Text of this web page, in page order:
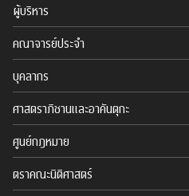
ผู้บริหาร
คณาจารย์ประจำ
บุคลากร
ศาสตราภิชานและอาคันตุกะ
ศูนย์กฎหมาย
ตราคณะนิติศาสตร์